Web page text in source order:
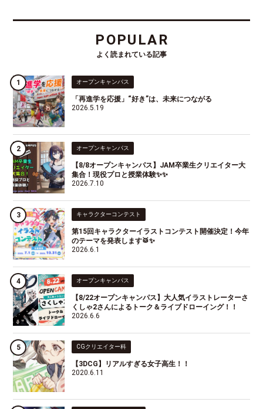
POPULAR
よく読まれている記事
オープンキャンパス
「再進学を応援」“好き”は、未来につながる
2026.5.19
オープンキャンパス
【8/8オープンキャンパス】JAM卒業生クリエイター大
集合！現役プロと授業体験✨✨
2026.7.10
キャラクターコンテスト
第15回キャラクターイラストコンテスト開催決定！今年
のテーマを発表します🥁✨
2026.6.1
オープンキャンパス
【8/22オープンキャンパス】大人気イラストレーターさ
くしゃ2さんによるトーク＆ライブドローイング！！
2026.6.6
CGクリエイター科
【3DCG】リアルすぎる女子高生！！
2020.6.11